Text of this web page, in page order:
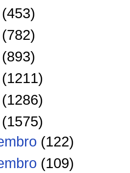
(453)
(782)
(893)
(1211)
(1286)
(1575)
(122)
(109)